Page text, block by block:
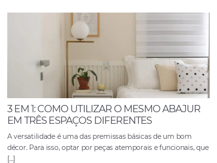
3 EM 1: COMO UTILIZAR O MESMO ABAJUR
EM TRÊS ESPAÇOS DIFERENTES
A versatilidade é uma das premissas básicas de um bom
décor. Para isso, optar por peças atemporais e funcionais, que
[…]